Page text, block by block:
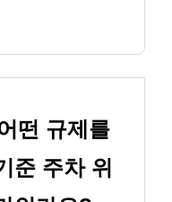
떤 규제를
준 주차 위